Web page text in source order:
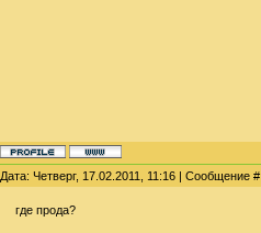
Дата: Четверг, 17.02.2011, 11:16 | Сообщение #
где прода?